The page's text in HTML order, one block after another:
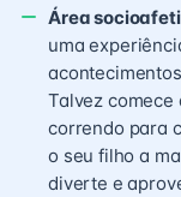
Área
uma
Talvez comece
correndo para
o seu filho a
diverte e